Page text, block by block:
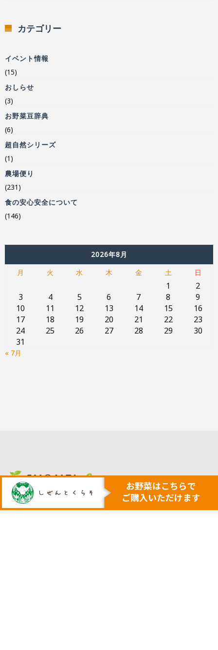
カテゴリー
イベント情報
(15)
おしらせ
(3)
お野菜豆辞典
(6)
超自然シリーズ
(1)
農場便り
(231)
食の安心安全について
(146)
2026年8月
月
火 水 木 金 土 日
1
2
3
4 5 6 7 8
9
10
11 12 13 14 15
16
17
18 19 20 21 22
23
24
25 26 27 28 29
30
31
« 7月